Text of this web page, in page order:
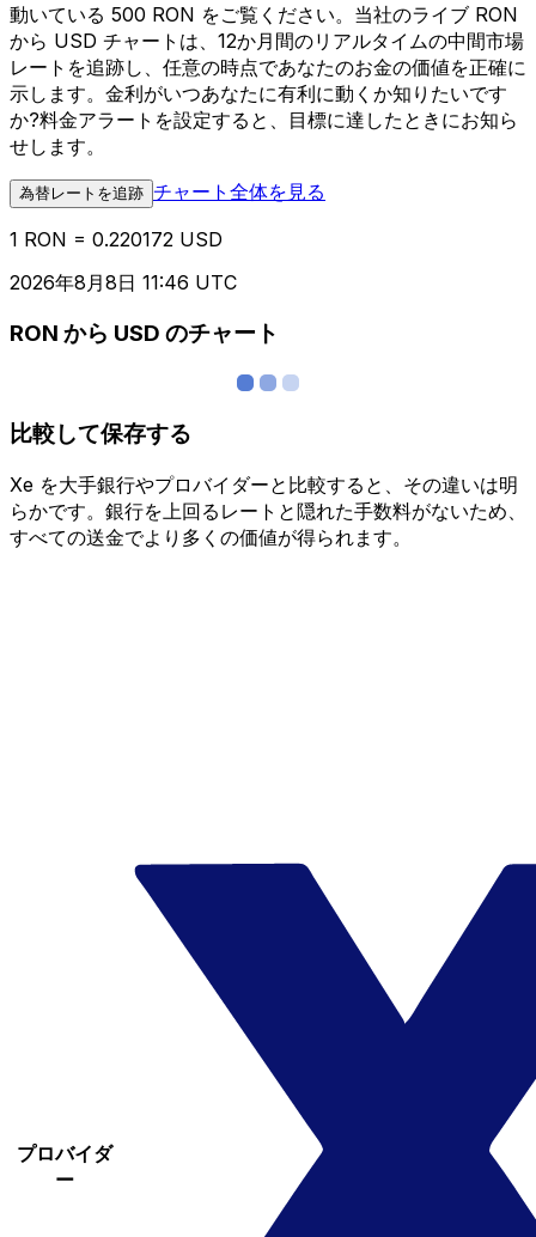
動いている 500 RON をご覧ください。当社のライブ RON
から USD チャートは、12か月間のリアルタイムの中間市場
レートを追跡し、任意の時点であなたのお金の価値を正確に
示します。金利がいつあなたに有利に動くか知りたいです
か?料金アラートを設定すると、目標に達したときにお知ら
せします。
為替レートを追跡 チャート全体を見る
1 RON = 0.220172 USD
2026年8月8日 11:46 UTC
RON から USD のチャート
比較して保存する
Xe を大手銀行やプロバイダーと比較すると、その違いは明
らかです。銀行を上回るレートと隠れた手数料がないため、
すべての送金でより多くの価値が得られます。
プロバイダ
ー